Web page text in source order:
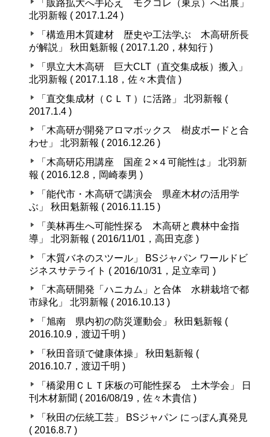
「販路拡大へ手応え モクコレ（東京）へ出展」
北羽新報 ( 2017.1.24 )
「構造用木質建材 歴史や工法学ぶ 木高研所長
が解説」 秋田魁新報 ( 2017.1.20，林知行 )
「県立大木高研 巨大CLT（直交集成板）搬入」
北羽新報 ( 2017.1.18，佐々木貴信 )
「直交集成材（ＣＬＴ）に活路」 北羽新報 (
2017.1.4 )
「木高研が開発アロマボックス 樹皮ボードと合
わせ」 北羽新報 ( 2016.12.26 )
「木高研応用講座 国産２×４可能性は」 北羽新
報 ( 2016.12.8，岡崎泰男 )
「能代市・木高研で講演会 県産木材の活用学
ぶ」 秋田魁新報 ( 2016.11.15 )
「美林再生へ可能性探る 木高研と農林中金指
導」 北羽新報 ( 2016/11/01，高田克彦 )
「木質バネのスツール」 BSジャパン ワールドビ
ジネスサテライト ( 2016/10/31，足立幸司 )
「木高研開発「ハニカム」と合体 水耕栽培で都
市緑化」 北羽新報 ( 2016.10.13 )
「旭南 県内初の防災運動会」 秋田魁新報 (
2016.10.9，渡辺千明 )
「秋田音頭で健康体操」 秋田魁新報 (
2016.10.7，渡辺千明 )
「橋梁用ＣＬＴ床板の可能性探る 土木学会」 日
刊木材新聞 ( 2016/08/19，佐々木貴信 )
「秋田の伝統工芸」 BSジャパン にっぽん真発見
( 2016.8.7 )